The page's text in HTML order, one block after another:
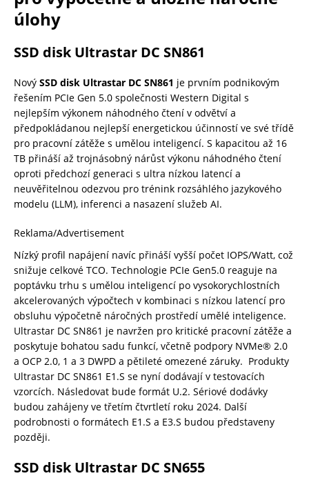
úlohy
SSD disk Ultrastar DC SN861
Nový SSD disk Ultrastar DC SN861 je prvním podnikovým
řešením PCIe Gen 5.0 společnosti Western Digital s
nejlepším výkonem náhodného čtení v odvětví a
předpokládanou nejlepší energetickou účinností ve své třídě
pro pracovní zátěže s umělou inteligencí. S kapacitou až 16
TB přináší až trojnásobný nárůst výkonu náhodného čtení
oproti předchozí generaci s ultra nízkou latencí a
neuvěřitelnou odezvou pro trénink rozsáhlého jazykového
modelu (LLM), inferenci a nasazení služeb AI.
Reklama/Advertisement
Nízký profil napájení navíc přináší vyšší počet IOPS/Watt, což
snižuje celkové TCO. Technologie PCIe Gen5.0 reaguje na
poptávku trhu s umělou inteligencí po vysokorychlostních
akcelerovaných výpočtech v kombinaci s nízkou latencí pro
obsluhu výpočetně náročných prostředí umělé inteligence.
Ultrastar DC SN861 je navržen pro kritické pracovní zátěže a
poskytuje bohatou sadu funkcí, včetně podpory NVMe® 2.0
a OCP 2.0, 1 a 3 DWPD a pětileté omezené záruky. Produkty
Ultrastar DC SN861 E1.S se nyní dodávají v testovacích
vzorcích. Následovat bude formát U.2. Sériové dodávky
budou zahájeny ve třetím čtvrtletí roku 2024. Další
podrobnosti o formátech E1.S a E3.S budou představeny
později.
SSD disk Ultrastar DC SN655